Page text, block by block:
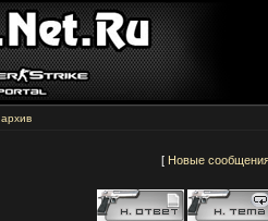
[ Новые